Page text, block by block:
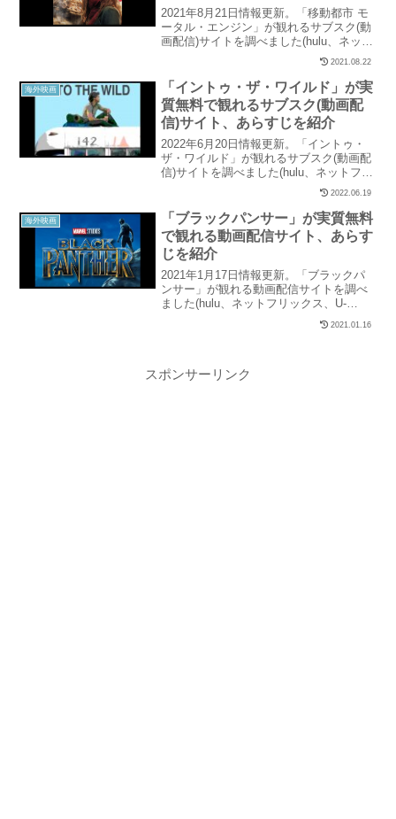
介
2021年8月21日情報更新。「移動都市 モ
ータル・エンジン」が観れるサブスク(動
画配信)サイトを調べました(hulu、ネット
フリックス、U-NEXT、パラビ、ユーチュ
ーブ、アマゾンなど15社を調査)。当記事
では「移動都市 モータル・エンジン」の
配信状況と、実質無料で観れるサイトを
紹介しています。
2021.08.22
海外映画
「イントゥ・ザ・ワイルド」が実
質無料で観れるサブスク(動画配
信)サイト、あらすじを紹介
2022年6月20日情報更新。「イントゥ・
ザ・ワイルド」が観れるサブスク(動画配
信)サイトを調べました(hulu、ネットフリ
ックス、U-NEXT、パラビ、ユーチュー
ブ、アマゾンなど15社を調査)。当記事で
は「イントゥ・ザ・ワイルド」の配信状
況と、実質無料で観れるサイトを紹介し
ています。
2022.06.19
海外映画
「ブラックパンサー」が実質無料
で観れる動画配信サイト、あらす
じを紹介
2021年1月17日情報更新。「ブラックパ
ンサー」が観れる動画配信サイトを調べ
ました(hulu、ネットフリックス、U-
NEXT、パラビ、ユーチューブ、アマゾン
など15社を調査)。当記事では「ブラック
2021.01.16
スポンサーリンク